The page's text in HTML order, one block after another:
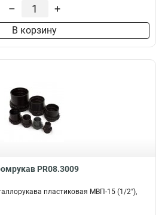
– +
В корзину
PR08.3009
пластиковая МВП-15 (1/2"),